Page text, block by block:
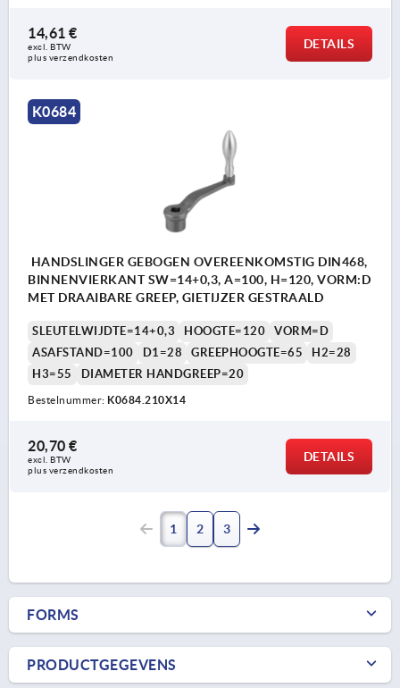
14,61 €
excl. BTW
plus verzendkosten
DETAILS
K0684
HANDSLINGER GEBOGEN OVEREENKOMSTIG DIN468,
BINNENVIERKANT SW=14+0,3, A=100, H=120, VORM:D
MET DRAAIBARE GREEP, GIETIJZER GESTRAALD
SLEUTELWIJDTE=14+0,3 HOOGTE=120
VORM=D
ASAFSTAND=100
D1=28 GREEPHOOGTE=65
H2=28
H3=55
DIAMETER HANDGREEP=20
Bestelnummer: K0684.210X14
20,70 €
excl. BTW
plus verzendkosten
DETAILS
1 2 3
FORMS
PRODUCTGEGEVENS